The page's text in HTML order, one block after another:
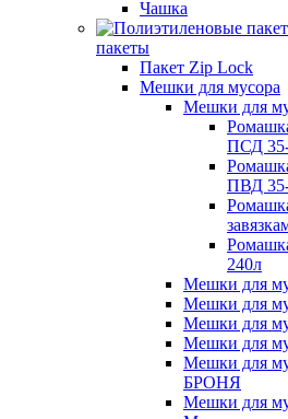
Чашка
пакеты
Пакет Zip Lock
Мешки для мусора
Мешки для
ПСД
ПВД
240л
Мешки для
Мешки для
Мешки для
Мешки для
Мешки для
БРОНЯ
Мешки для